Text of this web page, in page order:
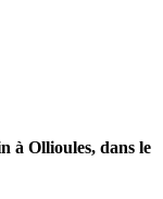
à Ollioules, dans le